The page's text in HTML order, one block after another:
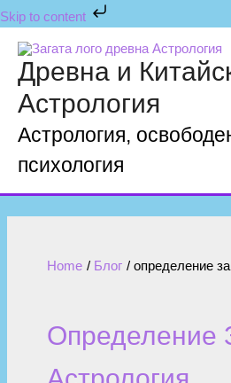
Skip to content
Древна и
Астрология
Астрология,
психология
Home Блог определение
Определение